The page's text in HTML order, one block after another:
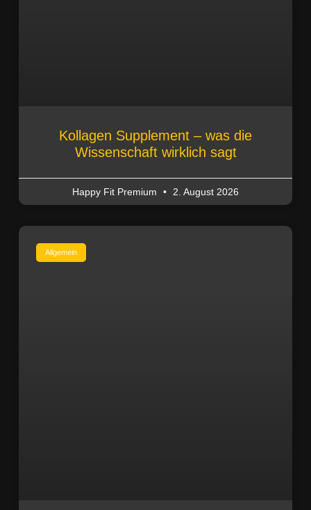
Kollagen Supplement – was die
Wissenschaft wirklich sagt
Happy Fit Premium 2. August 2026
Allgemein